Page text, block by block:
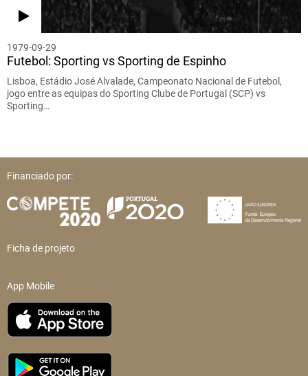
1979-09-29
Futebol: Sporting vs Sporting de Espinho
Lisboa, Estádio José Alvalade, Campeonato Nacional de Futebol,
jogo entre as equipas do Sporting Clube de Portugal (SCP) vs
Sporting…
Financiado por:
Ficha de projeto
App Mobile